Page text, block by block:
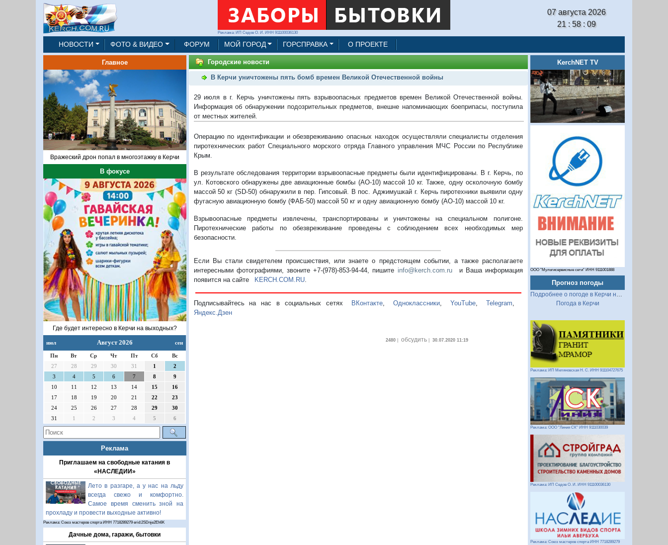
Реклама: ИП Седов О. И. ИНН 911100036130
07 августа 2026
21 : 58 : 10
НОВОСТИ ФОТО & ВИДЕО ФОРУМ МОЙ ГОРОД ГОРСПРАВКА О ПРОЕКТЕ
Главное
Вражеский дрон попал в многоэтажку в Керчи
В фокусе
Где будет интересно в Керчи на выходных?
июл Август 2026 сен
Пн Вт Ср Чт Пт Сб
Вс
27
28 29 30 31 1
2
3
4 5 6 7 8
9
10
11 12 13 14 15
16
17
18 19 20 21 22
23
24
25 26 27 28 29
30
31
1 2 3 4 5 6
Реклама
Приглашаем на свободные катания в
«НАСЛЕДИИ»
Лето в разгаре, а у нас на льду
всегда свежо и комфортно.
Самое время сменить зной на
прохладу и провести выходные активно!
Реклама: Союз мастеров спорта ИНН 7718289279 erid:2SDnje2Eh6K
Дачные дома, гаражи, бытовки
Городские новости
В Керчи уничтожены пять бомб времен Великой Отечественной войны
29 июля в г. Керчь уничтожены пять взрывоопасных предметов времен Великой Отечественной войны.
Информация об обнаружении подозрительных предметов, внешне напоминающих боеприпасы, поступила
от местных жителей.
Операцию по идентификации и обезвреживанию опасных находок осуществляли специалисты отделения
пиротехнических работ Специального морского отряда Главного управления МЧС России по Республике
Крым.
В результате обследования территории взрывоопасные предметы были идентифицированы. В г. Керчь, по
ул. Котовского обнаружены две авиационные бомбы (АО-10) массой 10 кг. Также, одну осколочную бомбу
массой 50 кг (SD-50) обнаружили в пер. Гипсовый. В пос. Аджимушкай г. Керчь пиротехники выявили одну
фугасную авиационную бомбу (ФАБ-50) массой 50 кг и одну авиационную бомбу (АО-10) массой 10 кг.
Взрывоопасные предметы извлечены, транспортированы и уничтожены на специальном полигоне.
Пиротехнические работы по обезвреживание проведены с соблюдением всех необходимых мер
безопасности.
Если Вы стали свидетелем происшествия, или знаете о предстоящем событии, а также располагаете
интересными фотографиями, звоните +7-(978)-853-94-44, пишите info@kerch.com.ru и Ваша информация
появится на сайте KERCH.COM.RU.
Подписывайтесь на нас в социальных сетях ВКонтакте Одноклассники ,YouTube ,Telegram
Яндекс.Дзен
2480| обсудить| 30.07.2020 11:19
KerchNET TV
ООО "Мультисервисные сети" ИНН 9111001888
Прогноз погоды
Подробнее о погоде в Керчи на 2 недели
Погода в Керчи
Реклама: ИП Миляновская Н. С. ИНН 911104727675
Реклама: ООО "Линия СК" ИНН 9111030039
Реклама: ИП Седов О. И. ИНН 911100036130
Реклама: Союз мастеров спорта ИНН 7718289279